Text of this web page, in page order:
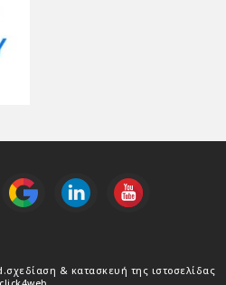
σχεδίαση & κατασκευή της ιστοσελίδας